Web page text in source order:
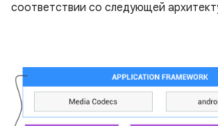
соответствии со следующей